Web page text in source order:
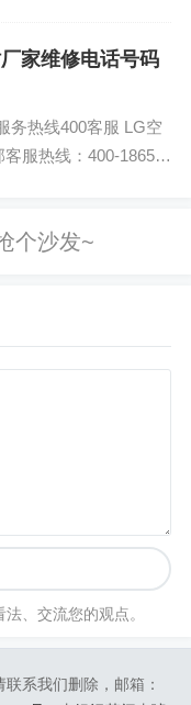
家维修电话号码
务热线400客服 LG空
服热线：400-1865-
、交流您的观点。
系我们删除，邮箱：